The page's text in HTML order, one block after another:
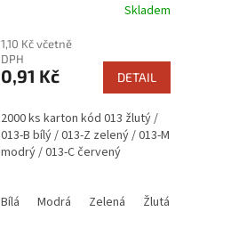
Červená
Skladem
1,10 Kč včetně
DPH
0,91 Kč DETAIL
2000 ks karton kód 013 žlutý /
013-B bílý / 013-Z zelený / 013-M
modrý / 013-C červený
Bílá Modrá Zelená Žlutá